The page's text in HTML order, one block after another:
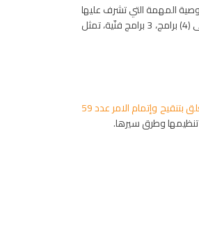
المهمة التي تشرف عليها
والتي تتعلق أساسا بثلاثة قطاعات حيوية وهم قطاع التكوين المهني وقطاع التشغيل وقطاع المبادرة الخاصة. وفي هذا الإطار، تم تقسيم مهمة التكوين المهني والتشغيل إلى (4) برامج، 3 برامج فنّية، تمثل
الأمر الحكومي عدد 757 لسنة 2018 والمؤرخ في 7 سبتمبر 2018 المتعلق بتنقيح وإتمام الامر عدد 59
وطرق سيرها.